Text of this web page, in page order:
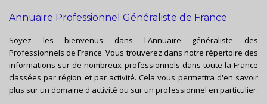
Annuaire Professionnel Généraliste de France
Soyez les bienvenus dans l'Annuaire généraliste des
Professionnels de France. Vous trouverez dans notre répertoire des
informations sur de nombreux professionnels dans toute la France
classées par région et par activité. Cela vous permettra d'en savoir
plus sur un domaine d'activité ou sur un professionnel en particulier.